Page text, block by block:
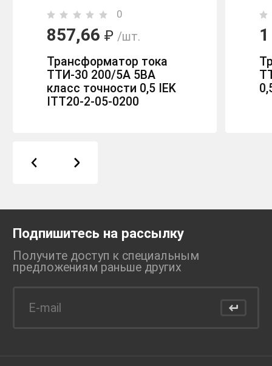
0
857,66 ₽ /шт.
Трансформатор тока
ТТИ-30 200/5А 5ВА
класс точности 0,5 IEK
ITT20-2-05-0200
Подпишитесь на рассылку
Получите доступ к специальным
предложениям раньше других